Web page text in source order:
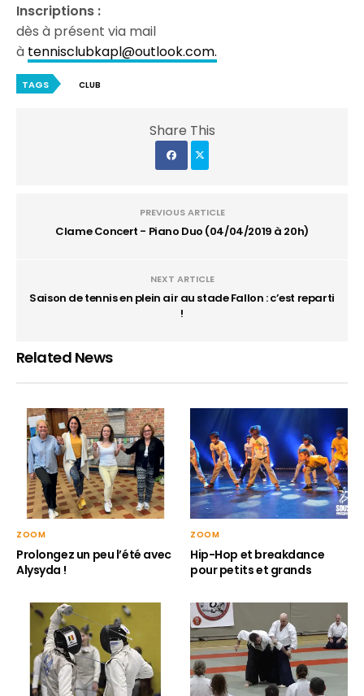
Inscriptions :
dès à présent via mail
à tennisclubkapl@outlook.com.
TAGS CLUB
Share This
PREVIOUS ARTICLE
Clame Concert - Piano Duo (04/04/2019 à 20h)
NEXT ARTICLE
Saison de tennis en plein air au stade Fallon : c’est reparti
!
Related News
ZOOM
Prolongez un peu l’été avec
Alysyda !
ZOOM
Hip-Hop et breakdance
pour petits et grands